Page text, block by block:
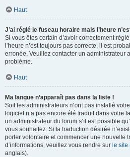
Haut
J’ai réglé le fuseau horaire mais l’heure
Si vous êtes certain d’avoir correctement
l’heure n’est toujours pas correcte, il est
erronée. Veuillez contacter un administrateur
problème.
Haut
Ma langue n’apparaît pas dans la liste !
Soit les administrateurs n’ont pas installé
logiciel n’a pas encore été traduit dans votre
un administrateur du forum s’il est possible
vous souhaitez. Si la traduction désirée
porter volontaire et commencer une nouvelle
d’informations, veuillez vous rendre sur le
anglais).